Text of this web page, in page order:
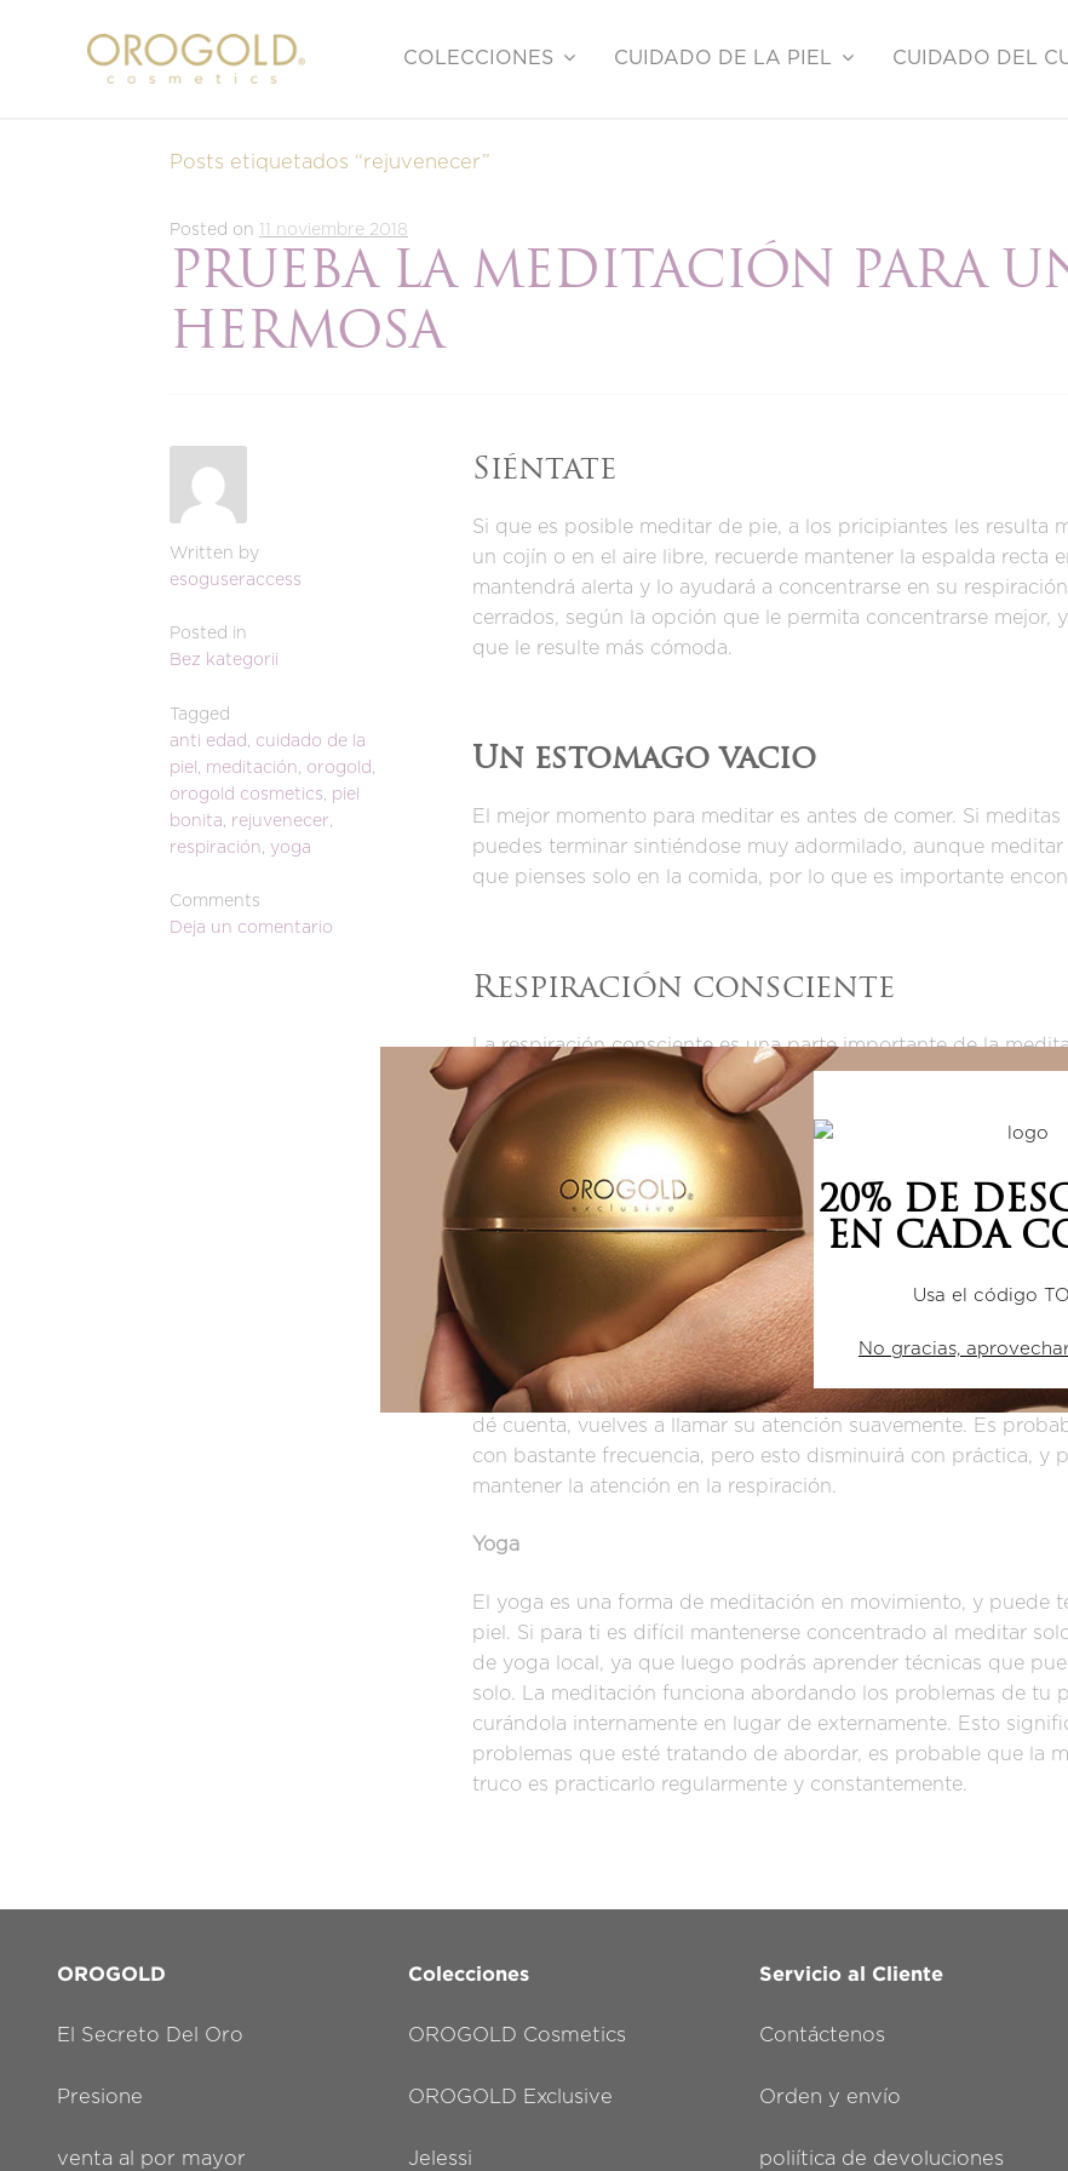
COLECCIONES CUIDADO DE LA PIEL CUIDADO DEL
Posts etiquetados “rejuvenecer”
Posted on 11 noviembre 2018
PRUEBA LA MEDITACIÓN PARA
HERMOSA
Written by
esoguseraccess
Posted in
Bez kategorii
Tagged
anti edad
cuidado de la
piel
meditación orogold
orogold cosmetics
piel
bonita
rejuvenecer
respiración ,yoga
Comments
Deja un comentario
Siéntate
Si que es posible meditar de pie, a los pricipiantes les resulta
un cojín o en el aire libre, recuerde mantener la espalda recta
mantendrá alerta y lo ayudará a concentrarse en su
cerrados, según la opción que le permita concentrarse mejor,
que le resulte más cómoda.
Un estomago vacio
El mejor momento para meditar es antes de comer. Si
puedes terminar sintiéndose muy adormilado, aunque
que pienses solo en la comida, por lo que es importante
Respiración consciente
La respiración consciente es una parte importante de la
libros para ayudarlo a comprender los beneficios de esto con
aumentarás la cantidad de oxígeno que se lleva a la piel, y
salud de las células de la piel. La respiración consciente
sanguínea, iluminando su tez al mismo tiempo que ralentiza
Mantenerse enfocado
Uno de los aspectos más difíciles de la meditación para los
que es muy fácil para la mente comenzar a divagar. Puede
cerebro está pensando en otras cosas en lugar de
dé cuenta, vuelves a llamar su atención suavemente. Es
con bastante frecuencia, pero esto disminuirá con práctica, y
mantener la atención en la respiración.
Yoga
El yoga es una forma de meditación en movimiento, y puede
piel. Si para ti es difícil mantenerse concentrado al meditar
de yoga local, ya que luego podrás aprender técnicas que
solo. La meditación funciona abordando los problemas de tu
curándola internamente en lugar de externamente. Esto
problemas que esté tratando de abordar, es probable que la
truco es practicarlo regularmente y constantemente.
OROGOLD
El Secreto Del Oro
Presione
venta al por mayor
Colecciones
OROGOLD Cosmetics
OROGOLD Exclusive
Jelessi
Servicio al Cliente
Contáctenos
Orden y envío
poliítica de devoluciones
20% DE
EN CADA
Usa el código
No gracias,